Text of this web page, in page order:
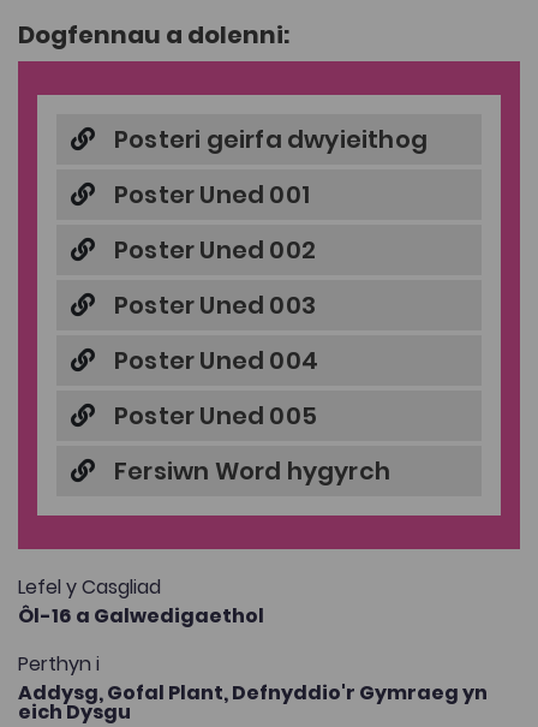
Dogfennau a dolenni:
Posteri geirfa dwyieithog
Poster Uned 001
Poster Uned 002
Poster Uned 003
Poster Uned 004
Poster Uned 005
Fersiwn Word hygyrch
Lefel y Casgliad
Ôl-16 a Galwedigaethol
Perthyn i
Addysg,Gofal Plant,Defnyddio'r Gymraeg yn
eich Dysgu